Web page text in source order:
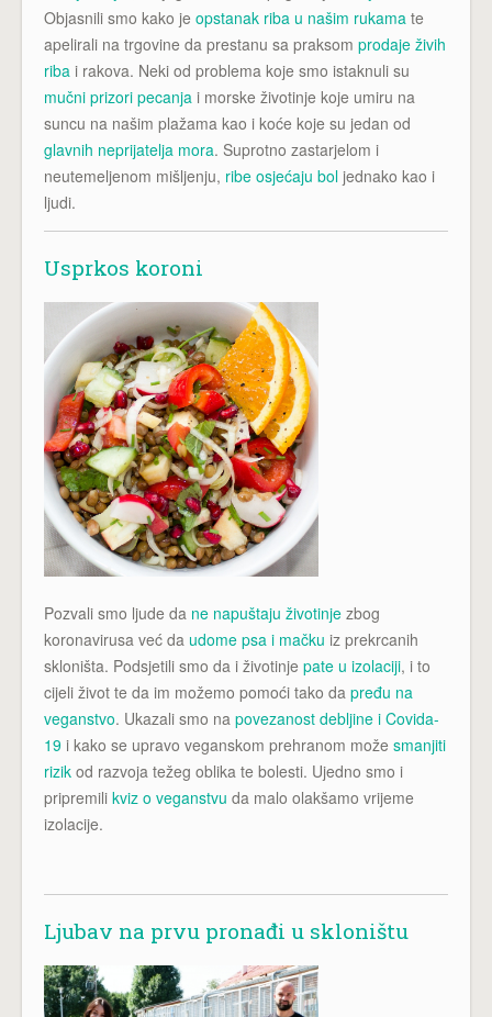
Objasnili smo kako je opstanak riba u našim rukama te
apelirali na trgovine da prestanu sa praksom prodaje živih
riba i rakova. Neki od problema koje smo istaknuli su
mučni prizori pecanja i morske životinje koje umiru na
suncu na našim plažama kao i koće koje su jedan od
glavnih neprijatelja mora. Suprotno zastarjelom i
neutemeljenom mišljenju, ribe osjećaju bol jednako kao i
ljudi.
Usprkos koroni
Pozvali smo ljude da ne napuštaju životinje zbog
koronavirusa već da udome psa i mačku iz prekrcanih
skloništa. Podsjetili smo da i životinje pate u izolaciji, i to
cijeli život te da im možemo pomoći tako da pređu na
veganstvo. Ukazali smo na povezanost debljine i Covida-
19 i kako se upravo veganskom prehranom može smanjiti
rizik od razvoja težeg oblika te bolesti. Ujedno smo i
pripremili kviz o veganstvu da malo olakšamo vrijeme
izolacije.
Ljubav na prvu pronađi u skloništu